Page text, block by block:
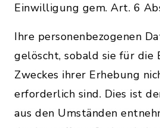
Einwilligung gem. Art. 6
Ihre personenbezogenen
gelöscht, sobald sie für die
Zweckes ihrer Erhebung
erforderlich sind. Dies ist
aus den Umständen